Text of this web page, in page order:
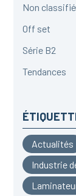
Non
Off set
Série B2
Tendances
Actualités
Industrie